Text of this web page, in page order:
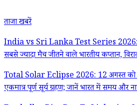
ताजा खबरें
India vs Sri Lanka Test Series 2026:
सबसे ज्यादा मैच जीतने वाले भारतीय कप्तान,
Total Solar Eclipse 2026: 12 अगस्त को
एकमात्र पूर्ण सूर्य ग्रहण; जानें भारत में समय और